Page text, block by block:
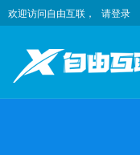
欢迎访问自由互联， 请登录